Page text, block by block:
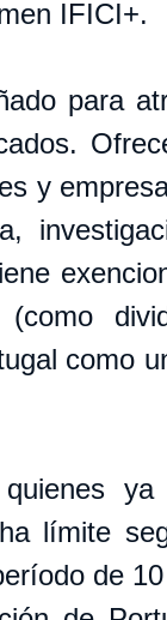
IFICI+.
para
y
(como
como
límite
de